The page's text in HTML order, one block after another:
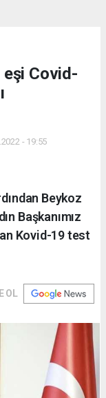
eşi Covid-
- 19:55
Beykoz
Başkanımız
Kovid-19 test
OL